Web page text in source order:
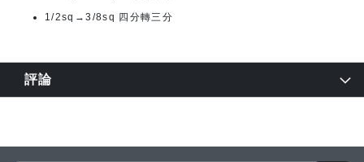
1/2sq→3/8sq 四分轉三分
評論